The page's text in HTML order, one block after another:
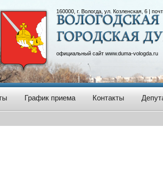
160000, г. Вологда, ул. Козленская, 6 |
официальный сайт www.duma-vologda.ru
График приема Контакты